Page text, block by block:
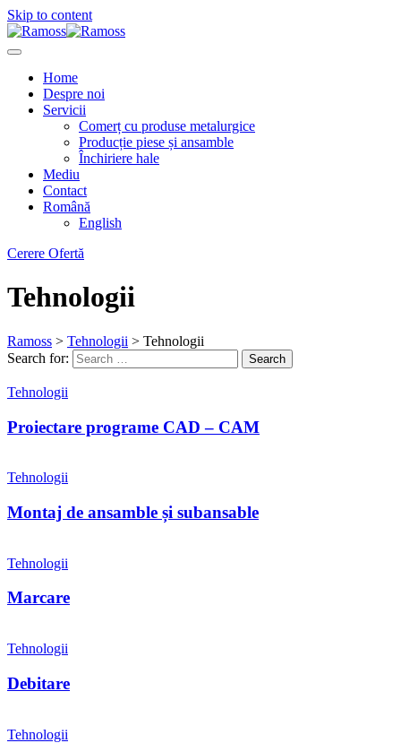
Skip to content
Home
Despre noi
Servicii
Comerț cu produse metalurgice
Producție piese și ansamble
Închiriere hale
Mediu
Contact
Română
English
Cerere Ofertă
Tehnologii
Ramoss > Tehnologii > Tehnologii
Search for:
Search
Tehnologii
Proiectare programe CAD – CAM
Tehnologii
Montaj de ansamble și subansable
Tehnologii
Marcare
Tehnologii
Debitare
Tehnologii